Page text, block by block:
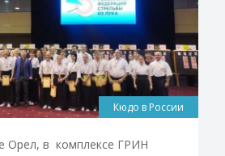
Кюдо в России
Орел, в комплексе ГРИН